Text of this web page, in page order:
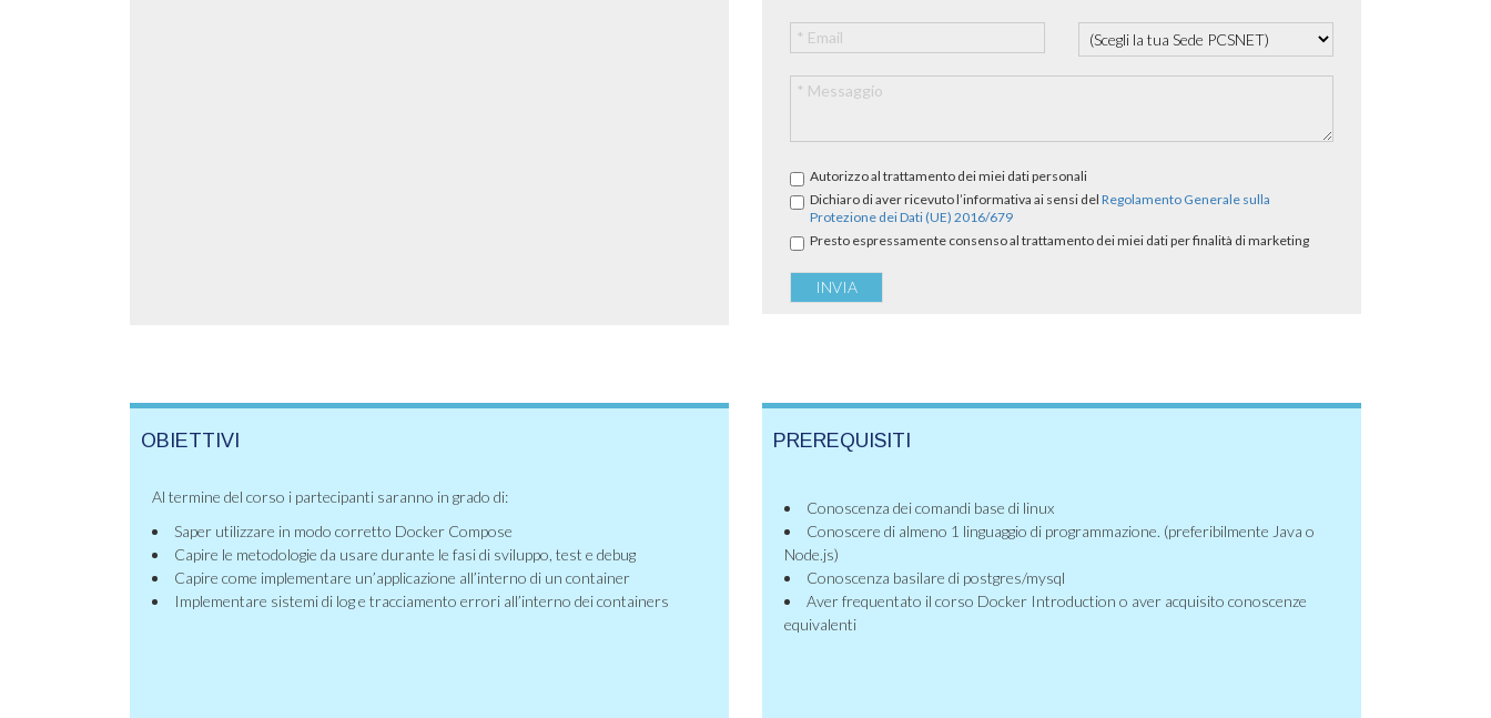
Autorizzo al trattamento dei miei dati personali
Dichiaro di aver ricevuto l’informativa ai sensi del Regolamento Generale sulla
Protezione dei Dati (UE) 2016/679
Presto espressamente consenso al trattamento dei miei dati per finalità di marketing
OBIETTIVI
Al termine del corso i partecipanti saranno in grado di:
Saper utilizzare in modo corretto Docker Compose
Capire le metodologie da usare durante le fasi di sviluppo, test e debug
Capire come implementare un’applicazione all’interno di un container
Implementare sistemi di log e tracciamento errori all’interno dei containers
PREREQUISITI
Conoscenza dei comandi base di linux
Conoscere di almeno 1 linguaggio di programmazione. (preferibilmente Java o
Node.js)
Conoscenza basilare di postgres/mysql
Aver frequentato il corso Docker Introduction o aver acquisito conoscenze
equivalenti